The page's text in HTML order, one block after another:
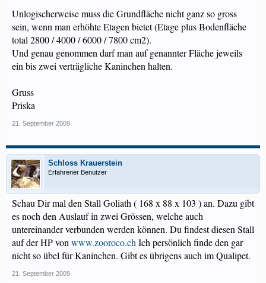
Unlogischerweise muss die Grundfläche nicht ganz so gross
sein, wenn man erhöhte Etagen bietet (Etage plus Bodenfläche
total 2800 / 4000 / 6000 / 7800 cm2).
Und genau genommen darf man auf genannter Fläche jeweils
ein bis zwei verträgliche Kaninchen halten.
Gruss
Priska
21. September 2009
Schloss Krauerstein
Erfahrener Benutzer
Schau Dir mal den Stall Goliath ( 168 x 88 x 103 ) an. Dazu gibt
es noch den Auslauf in zwei Grössen, welche auch
untereinander verbunden werden können. Du findest diesen Stall
auf der HP von www.zooroco.ch Ich persönlich finde den gar
nicht so übel für Kaninchen. Gibt es übrigens auch im Qualipet.
21. September 2009